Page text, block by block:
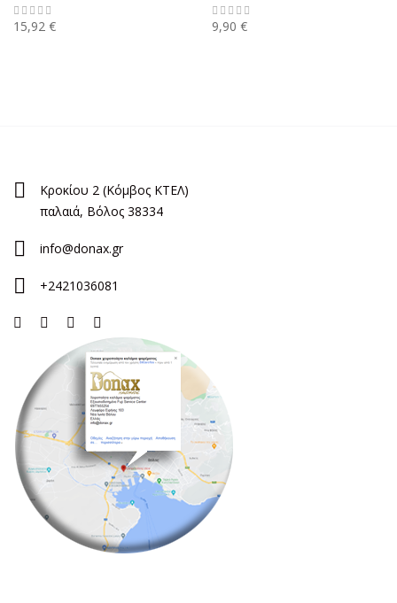
15,92 € 9,90 €
Κροκίου 2 (Κόμβος ΚΤΕΛ)
παλαιά, Βόλος 38334
info@donax.gr
+2421036081